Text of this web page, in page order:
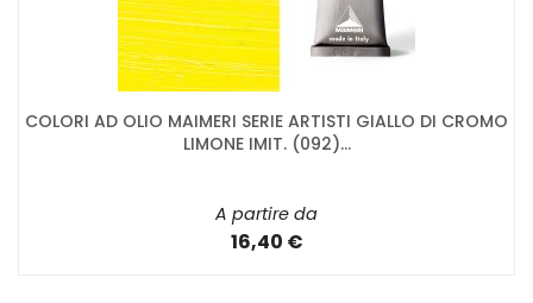
COLORI AD OLIO MAIMERI SERIE ARTISTI GIALLO DI CROMO
LIMONE IMIT. (092)...
A partire da
16,40 €